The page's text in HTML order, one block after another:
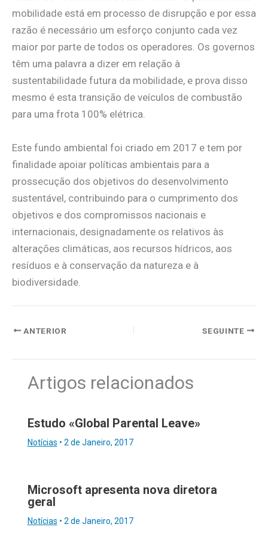
mobilidade está em processo de disrupção e por essa
razão é necessário um esforço conjunto cada vez
maior por parte de todos os operadores. Os governos
têm uma palavra a dizer em relação à
sustentabilidade futura da mobilidade, e prova disso
mesmo é esta transição de veículos de combustão
para uma frota 100% elétrica.
Este fundo ambiental foi criado em 2017 e tem por
finalidade apoiar políticas ambientais para a
prossecução dos objetivos do desenvolvimento
sustentável, contribuindo para o cumprimento dos
objetivos e dos compromissos nacionais e
internacionais, designadamente os relativos às
alterações climáticas, aos recursos hídricos, aos
resíduos e à conservação da natureza e à
biodiversidade.
ANTERIOR SEGUINTE
Artigos relacionados
Estudo «Global Parental Leave»
Notícias • 2 de Janeiro, 2017
Microsoft apresenta nova diretora
geral
Notícias • 2 de Janeiro, 2017